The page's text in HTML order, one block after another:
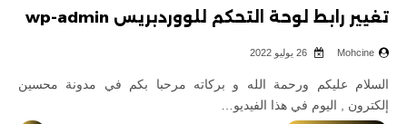
تغيير رابط لوحة التحكم للووردبريس wp-admin
Mohcine
السلام عليكم ورحمة الله و بركاته مرحبا بكم في مدونة محسين
إلكترون , اليوم في هذا الفيديو…